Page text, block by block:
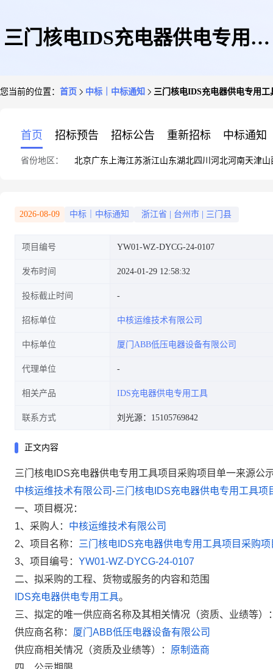
三门核电IDS充电器供电专用工
您当前的位置： 首页 中标｜中标通知 三门核电IDS充电器供电专用
首页 招标预告 招标公告 重新招标 中标通知
省份地区： 北京广东 上海江苏浙江山东湖北四川 河北河南天津山
2026-08-09 中标｜中标通知 浙江省 台州市 三门县
项目编号 YW01-WZ-DYCG-24-0107
发布时间 2024-01-29 12:58:32
投标截止时间
招标单位 中核运维技术有限公司
中标单位 厦门ABB低压电器设备有限公司
代理单位
相关产品 IDS充电器供电专用工具
联系方式 刘光源：15105769842
正文内容
三门核电IDS充电器供电专用工具项目采购项目单一来源公
中核运维技术有限公司-三门核电 IDS充电器供电专用工具项
一、项目概况：
1、采购人： 中核运维技术有限公司
2、项目名称： 三门核电 IDS充电器供电专用工具项目采购项
3、项目编号： YW01-WZ-DYCG-24-0107
二、拟采购的工程、货物或服务的内容和范围
IDS充电器供电专用工具。
三、拟定的唯一供应商名称及其相关情况（资质、业绩等）
供应商名称： 厦门 ABB低压电器设备有限公司
供应商相关情况（资质及业绩等）： 原制造商